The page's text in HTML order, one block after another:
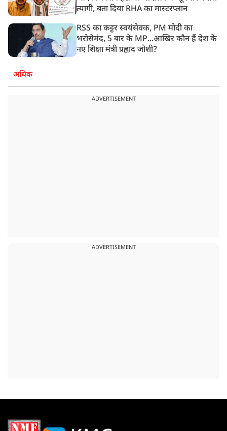
त्यागी, बता दिया RHA का मास्टरप्लान
RSS का कट्टर स्वयंसेवक, PM मोदी का
भरोसेमंद, 5 बार के MP...आखिर कौन हैं देश के
नए शिक्षा मंत्री प्रह्लाद जोशी?
अधिक
ADVERTISEMENT
ADVERTISEMENT